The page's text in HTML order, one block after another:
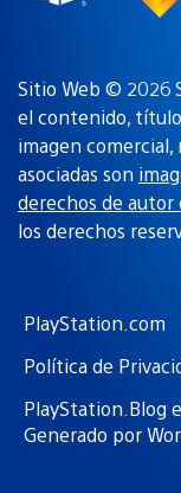
Sitio Web © 2026
el contenido,
imagen comercial,
asociadas son
derechos de
los derechos
PlayStation.com
Política de
PlayStation.Blog
Generado por